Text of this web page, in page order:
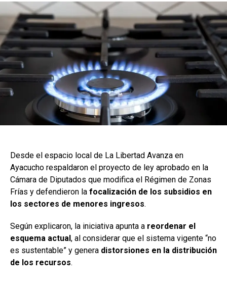
Desde el espacio local de La Libertad Avanza en
Ayacucho respaldaron el proyecto de ley aprobado en la
Cámara de Diputados que modifica el Régimen de Zonas
Frías y defendieron la focalización de los subsidios en
los sectores de menores ingresos.
Según explicaron, la iniciativa apunta a reordenar el
esquema actual, al considerar que el sistema vigente “no
es sustentable” y genera distorsiones en la distribución
de los recursos.